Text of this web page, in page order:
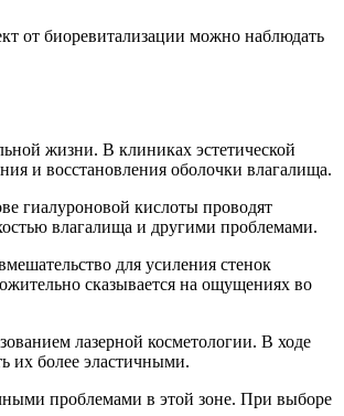
от биоревитализации можно наблюдать
жизни. В клиниках эстетической
и восстановления оболочки влагалища.
гиалуроновой кислоты проводят
влагалища и другими проблемами.
для усиления стенок
сказывается на ощущениях во
лазерной косметологии. В ходе
их более эластичными.
проблемами в этой зоне. При выборе